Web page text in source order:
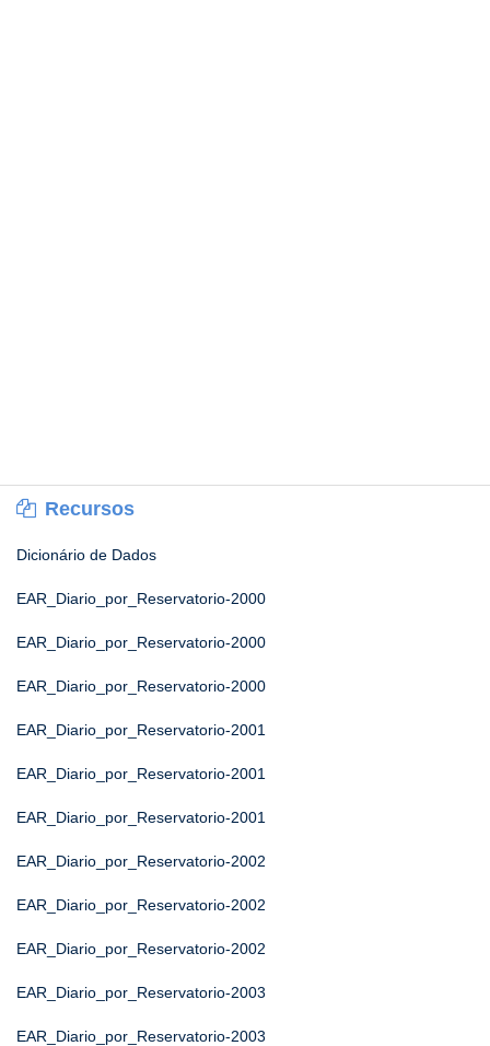
Recursos
Dicionário de Dados
EAR_Diario_por_Reservatorio-2000
EAR_Diario_por_Reservatorio-2000
EAR_Diario_por_Reservatorio-2000
EAR_Diario_por_Reservatorio-2001
EAR_Diario_por_Reservatorio-2001
EAR_Diario_por_Reservatorio-2001
EAR_Diario_por_Reservatorio-2002
EAR_Diario_por_Reservatorio-2002
EAR_Diario_por_Reservatorio-2002
EAR_Diario_por_Reservatorio-2003
EAR_Diario_por_Reservatorio-2003